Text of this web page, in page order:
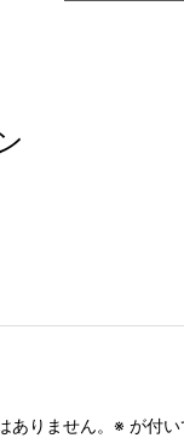
ありません。 ※ が付